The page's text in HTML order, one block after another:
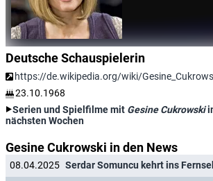
Deutsche Schauspielerin
https://de.wikipedia.org/wiki/
23.10.1968
Serien und Spielfilme mit Gesine Cukrowski
nächsten Wochen
Gesine Cukrowski in den News
08.04.2025